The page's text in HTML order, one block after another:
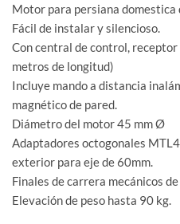
Motor para persiana domestica
Fácil de instalar y silencioso.
Con central de control,
metros de longitud)
Incluye mando a distancia
magnético de pared.
Diámetro del motor 45 mm Ø
Adaptadores octogonales
exterior para eje de 60mm.
Finales de carrera mecánicos
Elevación de peso hasta 90 kg.